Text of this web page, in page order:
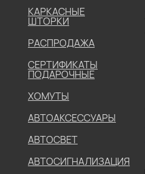
КАРКАСНЫЕ
ШТОРКИ
РАСПРОДАЖА
СЕРТИФИКАТЫ
ПОДАРОЧНЫЕ
ХОМУТЫ
АВТОАКСЕССУАРЫ
АВТОСВЕТ
АВТОСИГНАЛИЗАЦИЯ